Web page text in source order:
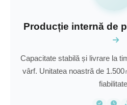
Producție internă de
Capacitate stabilă și livrare la
vârf. Unitatea noastră de